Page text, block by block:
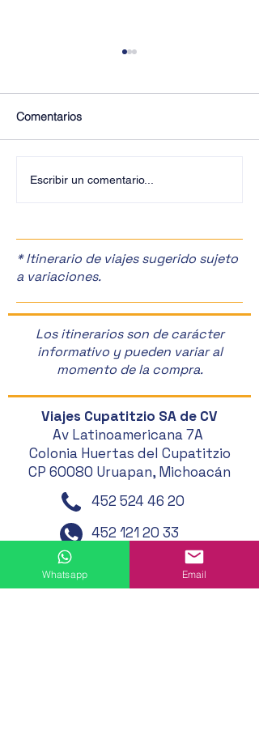
Comentarios
Escribir un comentario...
* Itinerario de viajes sugerido sujeto
a variaciones.
Los itinerarios son de carácter
informativo y pueden variar al
momento de la compra.
Viajes Cupatitzio SA de CV
Av Latinoamericana 7A
Colonia Huertas del Cupatitzio
CP 60080 Uruapan, Michoacán
452 524 46 20
452 121 20 33
452 195 01 62
Whatsapp Email